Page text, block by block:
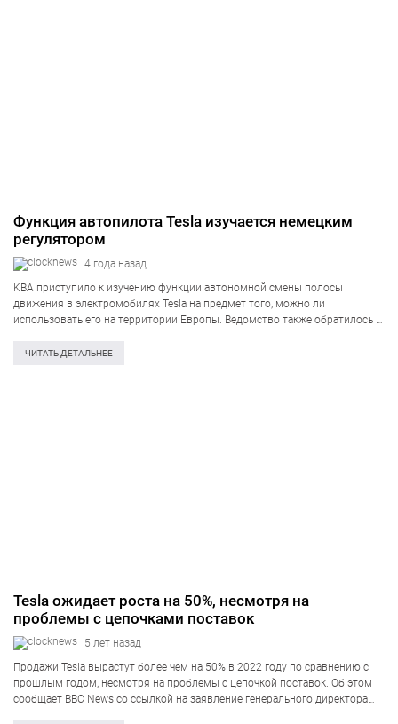
Функция автопилота Tesla изучается немецким
регулятором
4 года назад
KBA приступило к изучению функции автономной смены полосы
движения в электромобилях Tesla на предмет того, можно ли
использовать его на территории Европы. Ведомство также обратилось к
оно отвечает за европейскую сертификацию Tesla. Регулятор оценивает…
ЧИТАТЬ ДЕТАЛЬНЕЕ
Tesla ожидает роста на 50%, несмотря на
проблемы с цепочками поставок
5 лет назад
Продажи Tesla вырастут более чем на 50% в 2022 году по сравнению с
прошлым годом, несмотря на проблемы с цепочкой поставок. Об этом
сообщает BBC News со ссылкой на заявление генерального директора